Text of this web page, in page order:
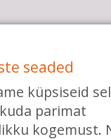
seaded
küpsiseid
parimat
kogemust.